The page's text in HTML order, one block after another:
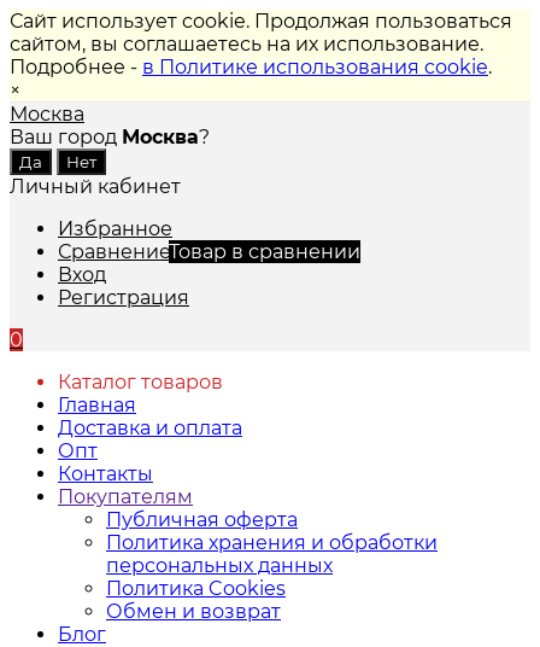
Сайт использует cookie. Продолжая пользоваться
сайтом, вы соглашаетесь на их использование.
Подробнее - в Политике использования cookie.
×
Москва
Ваш город Москва?
Личный кабинет
Избранное
СравнениеТовар в сравнении
Вход
Регистрация
0
Каталог товаров
Главная
Доставка и оплата
Опт
Контакты
Покупателям
Публичная оферта
Политика хранения и обработки
персональных данных
Политика Cookies
Обмен и возврат
Блог